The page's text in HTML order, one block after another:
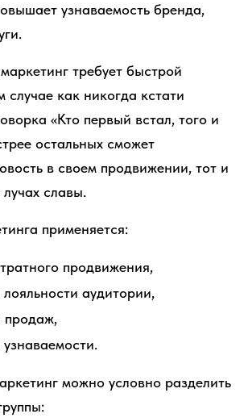
узнаваемость бренда,
требует быстрой
случае как никогда кстати
«Кто первый встал, того и
остальных сможет
в своем продвижении, тот и
лучах славы.
применяется:
продвижения,
аудитории,
продаж,
можно условно разделить